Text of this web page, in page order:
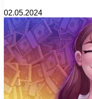
02.05.2024